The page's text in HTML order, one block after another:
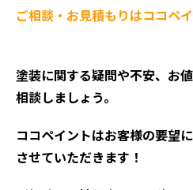
ご相談・お見積もりはココペ
塗装に関する疑問や不安、お
相談しましょう。
ココペイントはお客様の要望
させていただきます！